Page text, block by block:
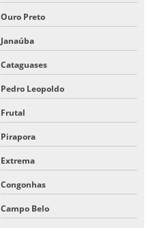
Ouro Preto
Janaúba
Cataguases
Pedro Leopoldo
Frutal
Pirapora
Extrema
Congonhas
Campo Belo